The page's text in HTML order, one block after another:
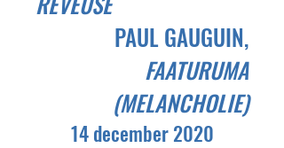
PAUL GAUGUIN,
FAATURUMA
(MELANCHOLIE)
14 december 2020